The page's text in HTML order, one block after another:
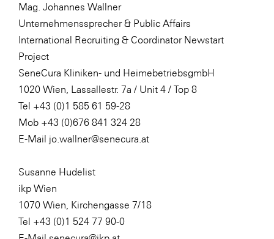
Mag. Johannes Wallner
Unternehmenssprecher & Public Affairs
International Recruiting & Coordinator Newstart
Project
SeneCura Kliniken- und HeimebetriebsgmbH
1020 Wien, Lassallestr. 7a / Unit 4 / Top 8
Tel +43 (0)1 585 61 59-28
Mob +43 (0)676 841 324 28
E-Mail jo.wallner@senecura.at
Susanne Hudelist
ikp Wien
1070 Wien, Kirchengasse 7/18
Tel +43 (0)1 524 77 90-0